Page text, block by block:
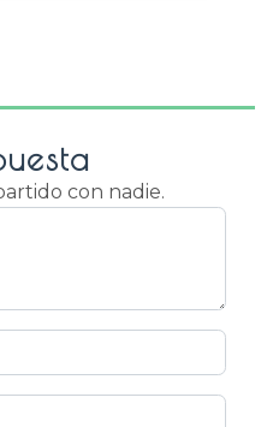
con nadie.